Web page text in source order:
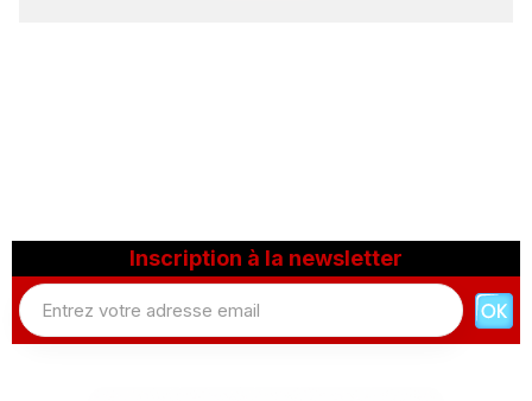
Inscription à la newsletter